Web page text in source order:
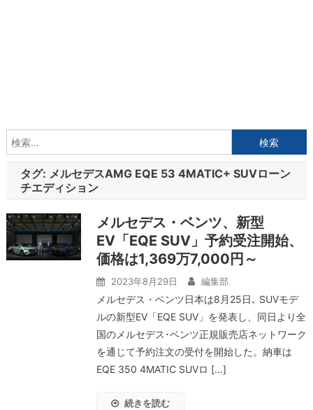
索:
タグ: メルセデスAMG EQE 53 4MATIC+ SUVローン
チエディション
メルセデス・ベンツ、新型
EV「EQE SUV」予約受注開始、
価格は1,369万7,000円～
2023年8月29日 編集部
メルセデス・ベンツ日本は8月25日､ SUVモデ
ルの新型EV「EQE SUV」を発表し、同日より全
国のメルセデス･ベンツ正規販売店ネットワーク
を通じて予約注文の受付を開始した。納車は
EQE 350 4MATIC SUVロ […]
続きを読む